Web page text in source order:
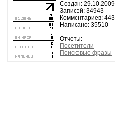
Создан: 29.10.2009
Записей: 34943
Комментариев: 443
Написано: 35510
Отчеты:
Посетители
Поисковые фразы